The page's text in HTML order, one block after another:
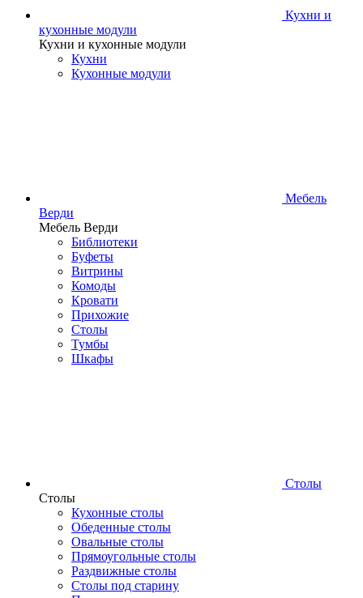
Кухни и
кухонные модули
Кухни и кухонные модули
Кухни
Кухонные модули
Мебель
Верди
Мебель Верди
Библиотеки
Буфеты
Витрины
Комоды
Кровати
Прихожие
Столы
Тумбы
Шкафы
Столы
Столы
Кухонные столы
Обеденные столы
Овальные столы
Прямоугольные столы
Раздвижные столы
Столы под старину